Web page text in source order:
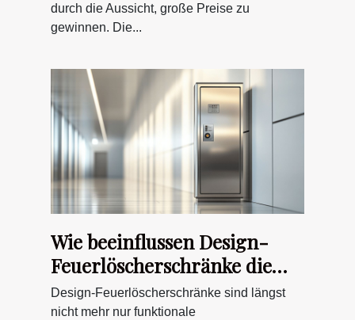
durch die Aussicht, große Preise zu
gewinnen. Die...
Wie beeinflussen Design-
Feuerlöscherschränke die
Raumästhetik?
Design-Feuerlöscherschränke sind längst
nicht mehr nur funktionale